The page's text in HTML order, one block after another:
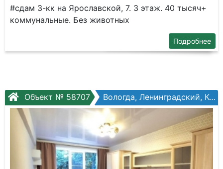
#сдам 3-кк на Ярославской, 7. 3 этаж. 40 тысяч+
коммунальные. Без животных
Подробнее
Объект № 58707 Вологда, Ленинградский, Костромская ул, №12в